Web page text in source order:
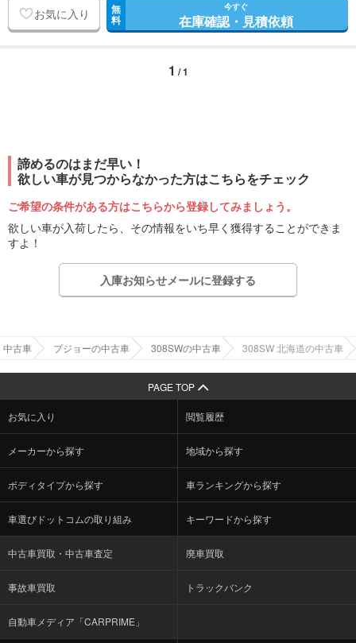
お気に入り 無
料
今すぐ
在庫確認・見積依頼
1 / 1
諦めるのはまだ早い！
欲しい車が見つからなかった方はこちらをチェック
ご希望の条件がある方はこちらから登録してみましょう。
欲しい車が入荷したら、その情報をいち早く獲得することができま
すよ！
入庫お知らせメールに登録する
中古車 プジョーの中古車 308SWの中古車 308SW 北海道の中古車
PAGE TOP
お気に入り 閲覧履歴
メーカーから探す 地域から探す
ボディタイプから探す 車ランキングから探す
車選びドットコムの取り組み キーワードから探す
中古車買取・中古車査定 廃車買取
事故車買取 トラックバンク
自動車メディア「CARPRIME」